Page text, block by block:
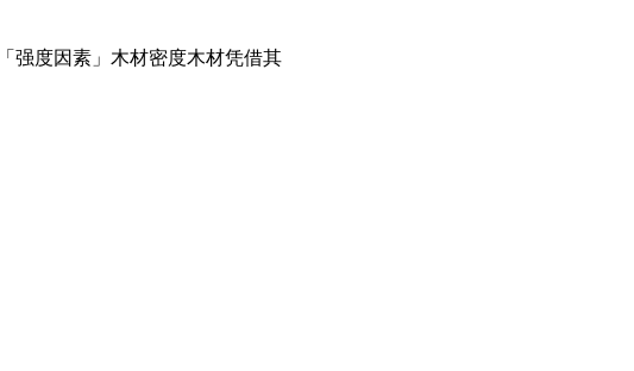
强度因素」木材密度木材凭借其